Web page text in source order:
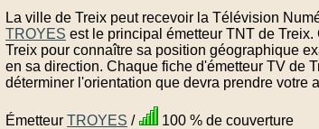
La ville de Treix peut recevoir la Télévision
TROYES est le principal émetteur TNT de
Treix pour connaître sa position géographique
en sa direction. Chaque fiche d'émetteur TV de
déterminer l'orientation que devra prendre votre
Émetteur TROYES / 100 % de couverture